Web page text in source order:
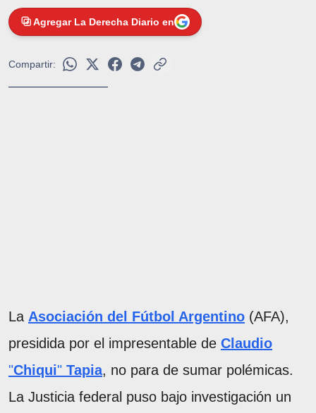
Agregar La Derecha Diario en
Compartir:
La Asociación del Fútbol Argentino (AFA),
presidida por el impresentable de Claudio
"Chiqui" Tapia, no para de sumar polémicas.
La Justicia federal puso bajo investigación un